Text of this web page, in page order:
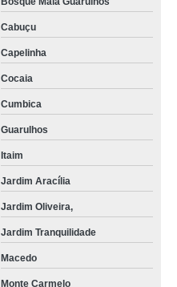
Cabuçu
Capelinha
Cocaia
Cumbica
Guarulhos
Itaim
Jardim Aracília
Jardim Oliveira,
Jardim Tranquilidade
Macedo
Monte Carmelo